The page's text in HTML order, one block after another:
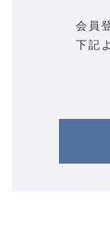
会員
下記